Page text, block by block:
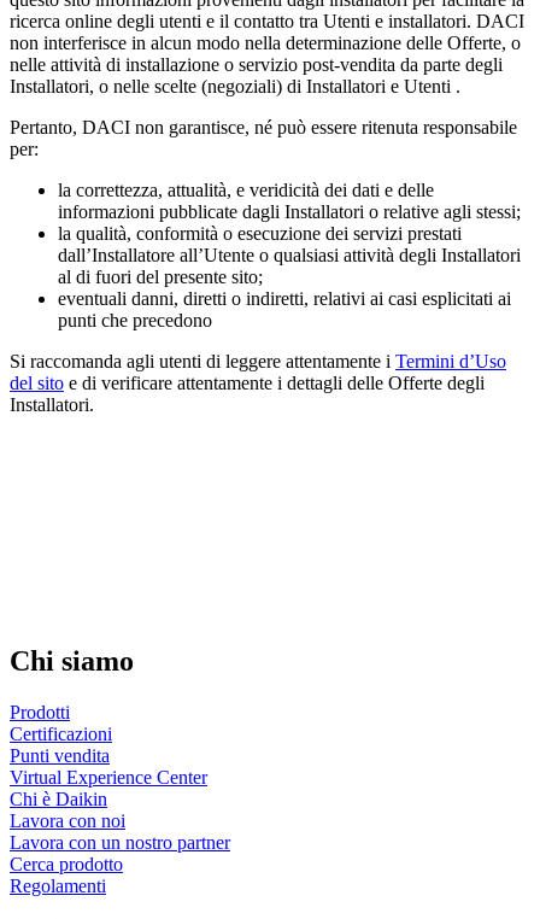
ricerca online degli utenti e il contatto tra Utenti e installatori. DACI
non interferisce in alcun modo nella determinazione delle Offerte, o
nelle attività di installazione o servizio post-vendita da parte degli
Installatori, o nelle scelte (negoziali) di Installatori e Utenti .
Pertanto, DACI non garantisce, né può essere ritenuta responsabile
per:
la correttezza, attualità, e veridicità dei dati e delle
informazioni pubblicate dagli Installatori o relative agli stessi;
la qualità, conformità o esecuzione dei servizi prestati
dall’Installatore all’Utente o qualsiasi attività degli Installatori
al di fuori del presente sito;
eventuali danni, diretti o indiretti, relativi ai casi esplicitati ai
punti che precedono
Si raccomanda agli utenti di leggere attentamente i Termini d’Uso
del sito e di verificare attentamente i dettagli delle Offerte degli
Installatori.
Chi siamo
Prodotti
Certificazioni
Punti vendita
Virtual Experience Center
Chi è Daikin
Lavora con noi
Lavora con un nostro partner
Cerca prodotto
Regolamenti